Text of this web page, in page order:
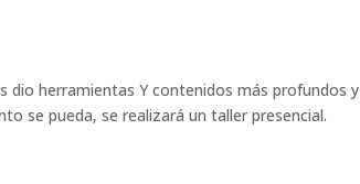
dio herramientas Y contenidos más profundos y
se pueda, se realizará un taller presencial.